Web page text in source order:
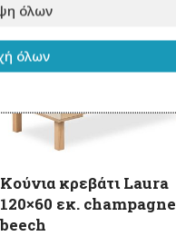
Κούνια κρεβάτι Laura
120×60 εκ. champagne
beech
όλων
όλων